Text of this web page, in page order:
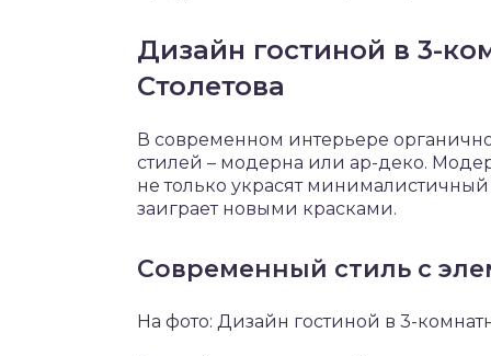
Дизайн гостиной в 3-
Столетова
В современном интерьере
стилей – модерна или ар-деко.
не только украсят минималистичный
заиграет новыми красками.
Современный стиль с
На фото: Дизайн гостиной в 3-